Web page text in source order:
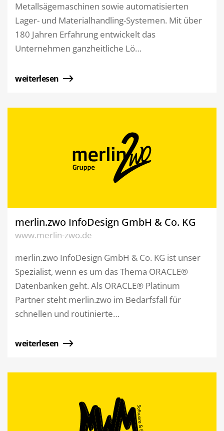
Metallsägemaschinen sowie automatisierten
Lager- und Materialhandling-Systemen. Mit über
180 Jahren Erfahrung entwickelt das
Unternehmen ganzheitliche Lö…
weiterlesen
merlin.zwo InfoDesign GmbH & Co. KG
www.merlin-zwo.de
merlin.zwo InfoDesign GmbH & Co. KG ist unser
Spezialist, wenn es um das Thema ORACLE®
Datenbanken geht. Als ORACLE® Platinum
Partner steht merlin.zwo im Bedarfsfall für
schnellen und routinierte…
weiterlesen